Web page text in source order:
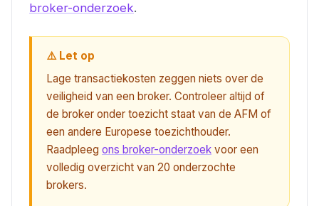
broker-onderzoek.
⚠️ Let op
Lage transactiekosten zeggen niets over de
veiligheid van een broker. Controleer altijd of
de broker onder toezicht staat van de AFM of
een andere Europese toezichthouder.
Raadpleeg ons broker-onderzoek voor een
volledig overzicht van 20 onderzochte
brokers.